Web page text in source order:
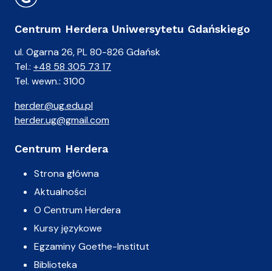
Centrum Herdera Uniwersytetu Gdańskiego
ul. Ogarna 26, PL 80-826 Gdańsk
Tel.: +48 58 305 73 17
Tel. wewn.: 3100
herder@ug.edu.pl
herder.ug@gmail.com
Centrum Herdera
Strona główna
Aktualności
O Centrum Herdera
Kursy językowe
Egzaminy Goethe-Institut
Biblioteka